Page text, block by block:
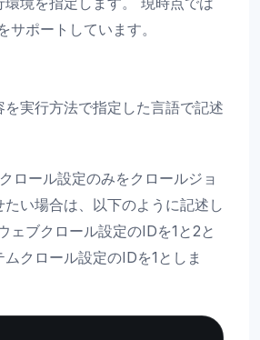
サポートしています。
を実行方法で指定した言語で記述
ロール設定のみをクロールジョ
い場合は、以下のように記述し
ェブクロール設定のIDを1と2と
クロール設定のIDを1としま